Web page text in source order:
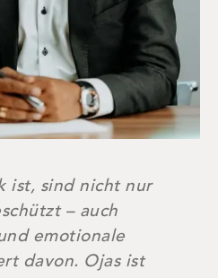
ist, sind nicht nur
– auch
emotionale
davon. Ojas ist